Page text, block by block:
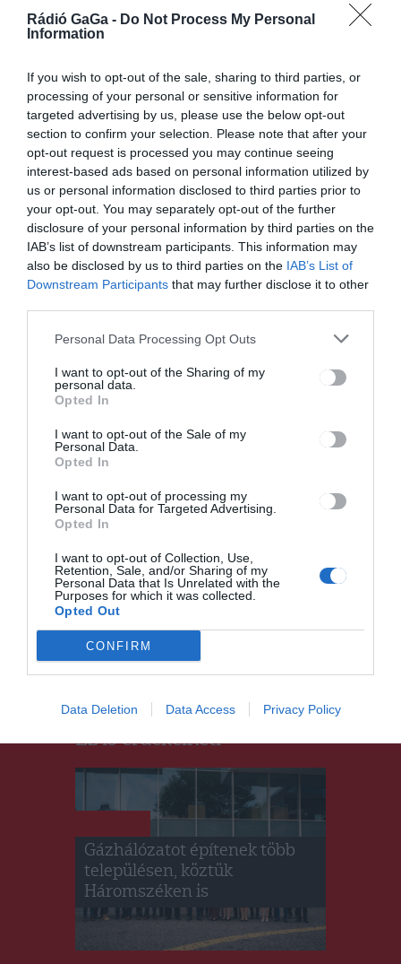
Rádió GaGa - Do Not Process My Personal
Information
If you wish to opt-out of the sale, sharing to third parties, or
processing of your personal or sensitive information for
targeted advertising by us, please use the below opt-out
section to confirm your selection. Please note that after your
opt-out request is processed you may continue seeing
interest-based ads based on personal information utilized by
us or personal information disclosed to third parties prior to
your opt-out. You may separately opt-out of the further
disclosure of your personal information by third parties on the
IAB’s list of downstream participants. This information may
also be disclosed by us to third parties on the IAB’s List of
Downstream Participants that may further disclose it to other
Personal Data Processing Opt Outs
I want to opt-out of the Sharing of my
personal data.
Opted In
I want to opt-out of the Sale of my
Personal Data.
Opted In
I want to opt-out of processing my
Personal Data for Targeted Advertising.
Opted In
I want to opt-out of Collection, Use,
Retention, Sale, and/or Sharing of my
Personal Data that Is Unrelated with the
Purposes for which it was collected.
Opted Out
CONFIRM
Data Deletion Data Access Privacy Policy
Szép, nem?
Napzáróként vendégünk volt
Korodi Attila, Csíkszereda
városának polgármestere is
Köszönjük az OMODA | JAECOO
csíkszeredai csapatának a
meghívást, és reméljük, hogy sok-
büszkélkedhetnek a közeljövőben!
Bejegyzés
navigáció
ELŐZŐ
Érted a
gyereknyelv
et? Játssz és
nyerj a
Rádió
GaGán!
nagyszerű
hangulatot
Duma Duba
Ez is érdekelheti
Gázhálózatot építenek több
településen, köztük
Háromszéken is